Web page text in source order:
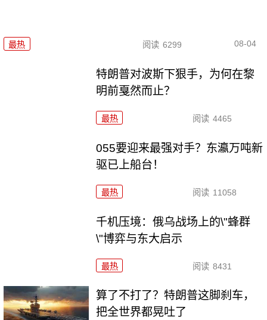
最热 阅读 6299 08-04
特朗普对波斯下狠手，为何在黎
明前戛然而止？
最热 阅读 4465
055要迎来最强对手？东瀛万吨新
驱已上船台！
最热 阅读 11058
千机压境：俄乌战场上的\"蜂群
\"博弈与东大启示
最热 阅读 8431
算了不打了？特朗普这脚刹车，
把全世界都晃吐了